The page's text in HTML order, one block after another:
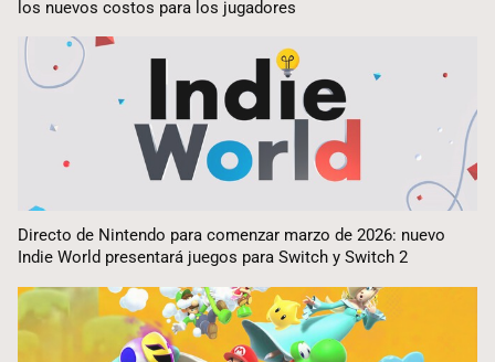
los nuevos costos para los jugadores
Directo de Nintendo para comenzar marzo de 2026: nuevo
Indie World presentará juegos para Switch y Switch 2